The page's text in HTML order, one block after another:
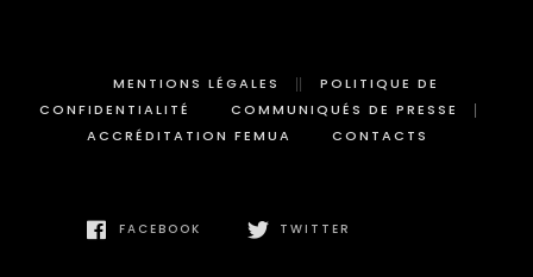
MENTIONS LÉGALES
POLITIQUE DE
CONFIDENTIALITÉ
COMMUNIQUÉS DE PRESSE
ACCRÉDITATION FEMUA
CONTACTS
FACEBOOK TWITTER